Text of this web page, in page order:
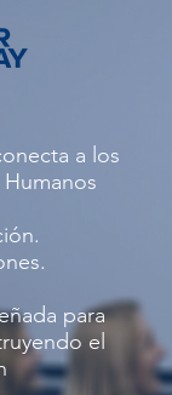
a los
para
el